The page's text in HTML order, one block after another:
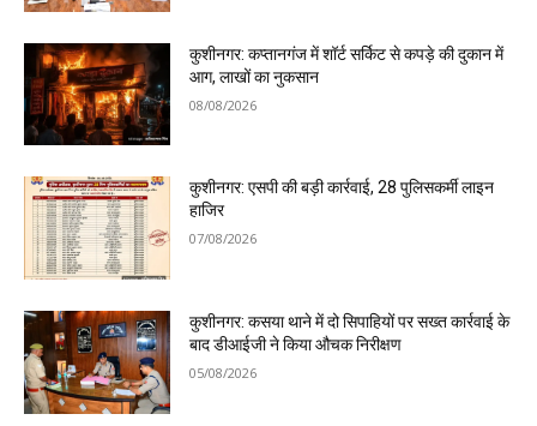
कुशीनगर: कप्तानगंज में शॉर्ट सर्किट से कपड़े की दुकान में
आग, लाखों का नुकसान
08/08/2026
कुशीनगर: एसपी की बड़ी कार्रवाई, 28 पुलिसकर्मी लाइन
हाजिर
07/08/2026
कुशीनगर: कसया थाने में दो सिपाहियों पर सख्त कार्रवाई के
बाद डीआईजी ने किया औचक निरीक्षण
05/08/2026